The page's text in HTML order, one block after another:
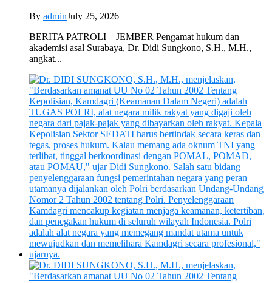
By adminJuly 25, 2026
BERITA PATROLI – JEMBER Pengamat hukum dan
akademisi asal Surabaya, Dr. Didi Sungkono, S.H., M.H.,
angkat...